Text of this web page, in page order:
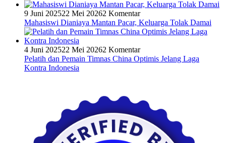
9 Juni 202522 Mei 20262 Komentar
Mahasiswi Dianiaya Mantan Pacar, Keluarga Tolak Damai
4 Juni 202522 Mei 20262 Komentar
Pelatih dan Pemain Timnas China Optimis Jelang Laga
Kontra Indonesia